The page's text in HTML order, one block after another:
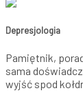
Depresjologia
Pamiętnik,
sama
wyjść spod